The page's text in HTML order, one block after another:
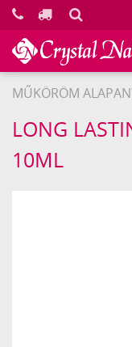
MŰKÖRÖM
Crystal
Nails
LONG
10ML